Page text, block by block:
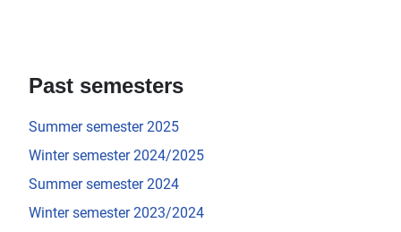
Past semesters
Summer semester 2025
Winter semester 2024/2025
Summer semester 2024
Winter semester 2023/2024